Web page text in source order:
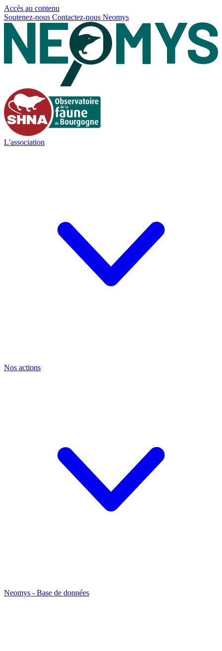
Accès au contenu
Soutenez-nous Contactez-nous Neomys
L'association
Nos actions
Neomys - Base de données
Panneau de gestion des cookies